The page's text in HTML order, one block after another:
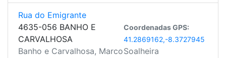
Rua do Emigrante
4635-056 BANHO E
CARVALHOSA
Banho e Carvalhosa, Marco
Coordenadas GPS:
41.2869162,-8.3727945
Soalheira